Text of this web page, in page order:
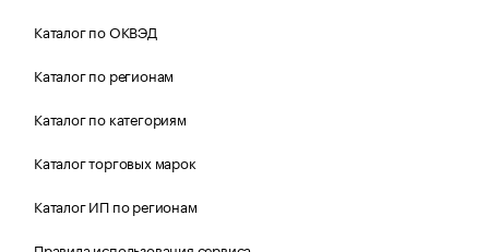
Каталог по ОКВЭД
Каталог по регионам
Каталог по категориям
Каталог торговых марок
Каталог ИП по регионам